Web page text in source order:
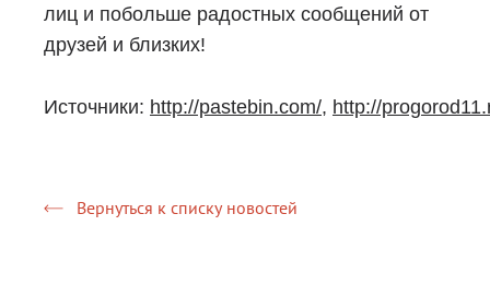
лиц и побольше радостных сообщений от
друзей и близких!
Источники: http://pastebin.com/, http://
Вернуться к списку новостей